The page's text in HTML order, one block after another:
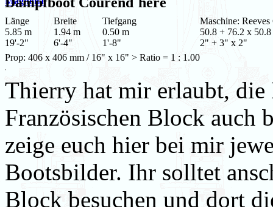
Länge
5.85 m
19'-2"
Breite
1.94 m
6'-4"
Tiefgang
0.50 m
1'-8"
Maschine:
50.8 + 76.2 x 50.8
2" + 3" x 2"
Prop: 406 x 406 mm / 16" x 16" > Ratio = 1 : 1.00
Thierry hat mir erlaubt, die
Französischen Block auch
zeige euch hier bei mir
Bootsbilder. Ihr solltet
Block besuchen und dort